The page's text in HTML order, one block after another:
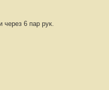
через 6 пар рук.